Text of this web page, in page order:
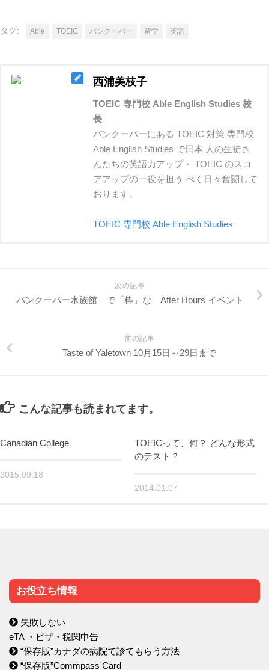
タグ: Able TOEIC バンクーバー 留学 英語
西浦美枝子
TOEIC 専門校 Able English Studies 校
長
バンクーバーにある TOEIC 対策 専門校
Able English Studies で日本 人の生徒さ
んたちの英語力アップ・ TOEIC のスコ
アアップの一役を担う べく日々奮闘して
おります。
TOEIC 専門校 Able English Studies
次の記事
バンクーバー水族館 で「粋」な After Hours イベント
前の記事
Taste of Yaletown 10月15日～29日まで
こんな記事も読まれてます。
Canadian College
2015.09.18
TOEICって、何？ どんな形式
のテスト？
2014.01.07
お役立ち情報
失敗しない
eTA ・ビザ・税関申告
“保存版”カナダの病院で診てもらう方法
“保存版”Commpass Card